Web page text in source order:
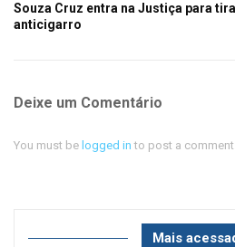
Souza Cruz entra na Justiça para
anticigarro
Deixe um Comentário
You must be logged in to post a comment.
Mais